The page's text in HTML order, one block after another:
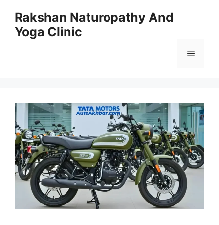
content
Rakshan Naturopathy And
Yoga Clinic
Menu